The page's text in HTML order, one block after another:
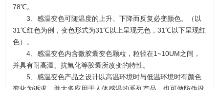
78℃。
3、感温变色可随温度的上升、下降而反复必变颜色。（以
31℃红色为例，变色形式为31℃以上呈现无色，31℃以下呈现红
色）。
4、感温变色内含微胶囊变色颗粒，粒径在1~10UM之间，
并具有耐高温、抗氧化等胶囊所改变的特性。
5、感温变色产品之设计以高温环境时与低温环境时有颜色